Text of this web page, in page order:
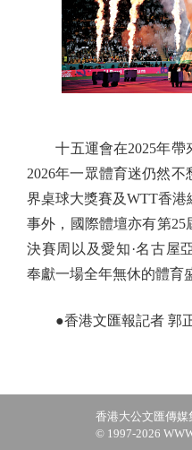
十五運會在2025年帶
2026年一眾體育迷仍然
界桌球大獎賽及WTT香
事外，國際體壇亦有第
決賽周以及愛知·名古屋
奉獻一場全年無休的體育
●香港文匯報記者 郭
香港大公文匯傳
© 1997-2026